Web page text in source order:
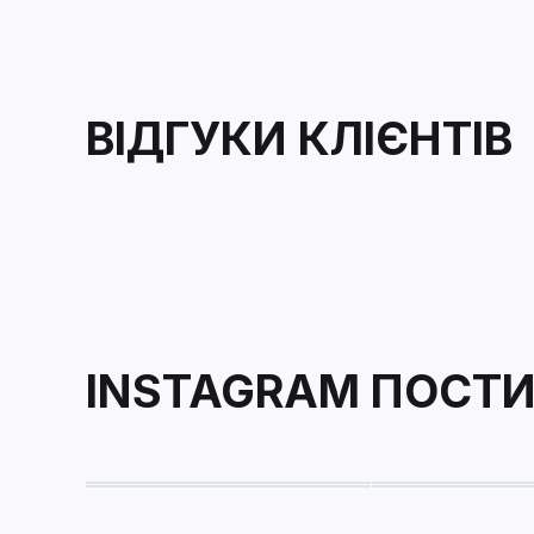
ВІДГУКИ КЛІЄНТІВ
INSTAGRAM